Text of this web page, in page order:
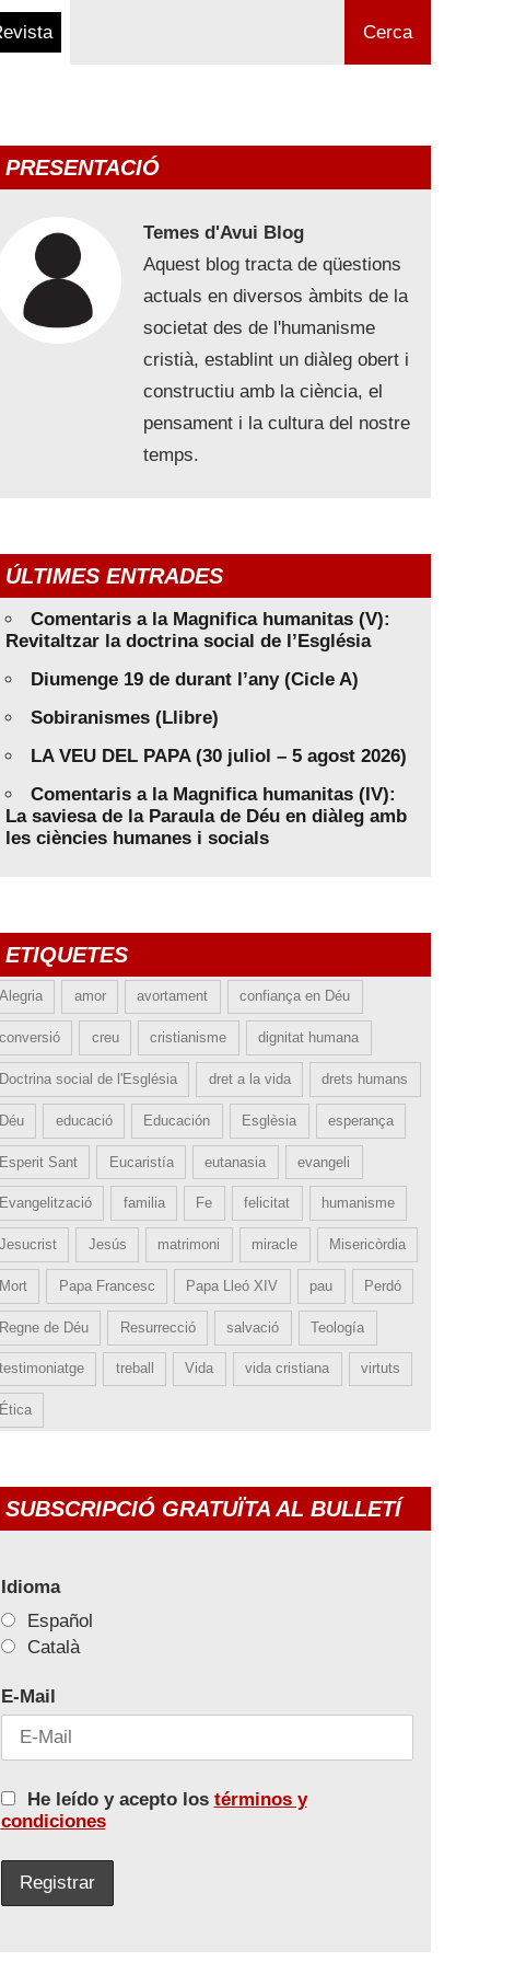
Cerca
PRESENTACIÓ
Temes d'Avui Blog
Aquest blog tracta de qüestions
actuals en diversos àmbits de la
societat des de l'humanisme
cristià, establint un diàleg obert i
constructiu amb la ciència, el
pensament i la cultura del nostre
temps.
ÚLTIMES ENTRADES
Comentaris a la Magnifica humanitas (V):
Revitaltzar la doctrina social de l’Església
Diumenge 19 de durant l’any (Cicle A)
Sobiranismes (Llibre)
LA VEU DEL PAPA (30 juliol – 5 agost 2026)
Comentaris a la Magnifica humanitas (IV):
La saviesa de la Paraula de Déu en diàleg amb
les ciències humanes i socials
ETIQUETES
Alegria amor avortament confiança en Déu
conversió creu cristianisme dignitat humana
Doctrina social de l'Església dret a la vida drets humans
Déu educació Educación Esglèsia esperança
Esperit Sant Eucaristía eutanasia evangeli
Evangelització familia Fe felicitat humanisme
Jesucrist Jesús matrimoni miracle Misericòrdia
Mort Papa Francesc Papa Lleó XIV pau Perdó
Regne de Déu Resurrecció salvació Teología
testimoniatge treball Vida vida cristiana virtuts
Ética
SUBSCRIPCIÓ GRATUÏTA AL BULLETÍ
Idioma
Español
Català
E-Mail
He leído y acepto los términos y
condiciones